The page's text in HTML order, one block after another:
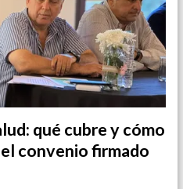
qué cubre y cómo
convenio firmado